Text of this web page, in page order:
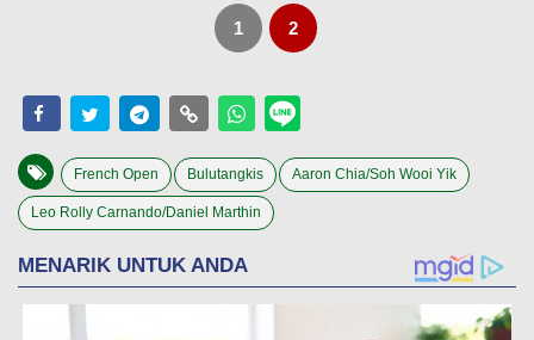
1 2
French Open Bulutangkis Aaron Chia/Soh Wooi Yik
Leo Rolly Carnando/Daniel Marthin